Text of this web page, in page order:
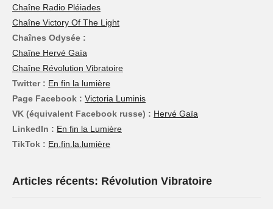
Chaîne Radio Pléiades
Chaîne Victory Of The Light
Chaînes Odysée :
Chaîne Hervé Gaïa
Chaîne Révolution Vibratoire
Twitter : En fin la lumière
Page Facebook : Victoria Luminis
VK (équivalent Facebook russe) : Hervé Gaïa
LinkedIn : En fin la Lumière
TikTok : En.fin.la.lumière
Articles récents: Révolution Vibratoire